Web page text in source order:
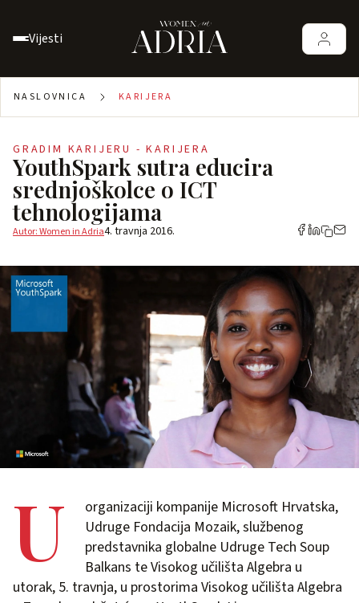
Vijesti
NASLOVNICA KARIJERA
GRADIM KARIJERU - KARIJERA
YouthSpark sutra educira
srednjoškolce o ICT
tehnologijama
Autor: Women in Adria4. travnja 2016.
U
organizaciji kompanije Microsoft Hrvatska,
Udruge Fondacija Mozaik, službenog
predstavnika globalne Udruge Tech Soup
Balkans te Visokog učilišta Algebra u
utorak, 5. travnja, u prostorima Visokog učilišta Algebra